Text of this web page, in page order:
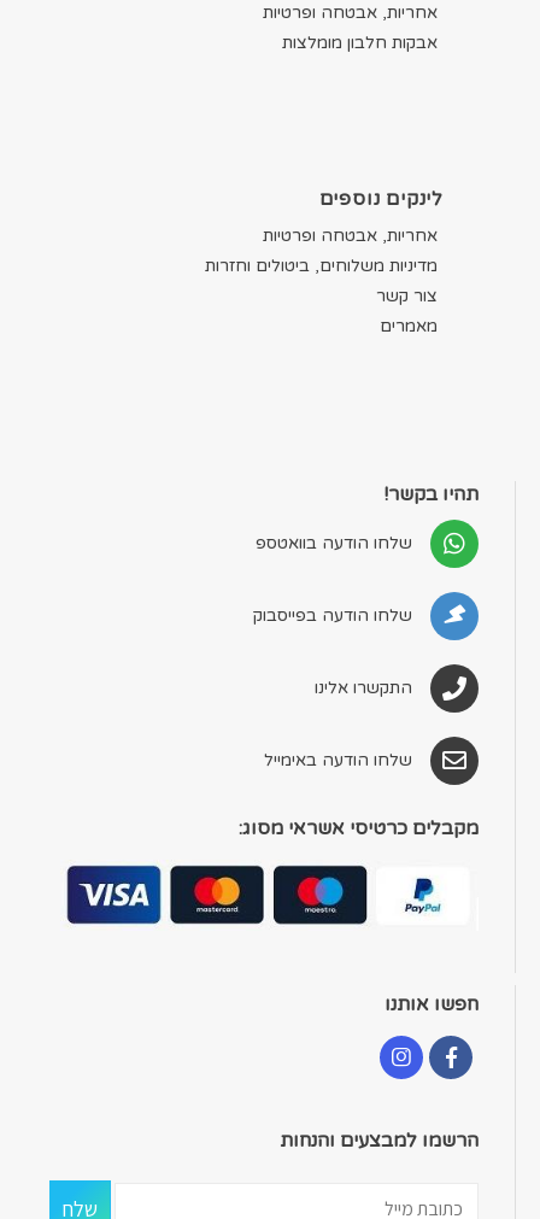
אחריות, אבטחה ופרטיות
אבקות חלבון מומלצות
לינקים נוספים
אחריות, אבטחה ופרטיות
מדיניות משלוחים, ביטולים וחזרות
צור קשר
מאמרים
תהיו בקשר!
שלחו הודעה בוואטספ
שלחו הודעה בפייסבוק
התקשרו אלינו
שלחו הודעה באימייל
מקבלים כרטיסי אשראי מסוג:
חפשו אותנו
הרשמו למבצעים והנחות